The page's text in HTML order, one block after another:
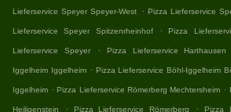
Lieferservice Speyer Speyer-West . Pizza Lieferservice
Lieferservice Speyer Spitzenrheinhof . Pizza
Lieferservice Speyer . Pizza Lieferservice Harthausen
Iggelheim Iggelheim . Pizza Lieferservice Böhl-Iggelheim
Iggelheim . Pizza Lieferservice Römerberg Mechtersheim .
Heiligenstein . Pizza Lieferservice Römerberg . Pizza